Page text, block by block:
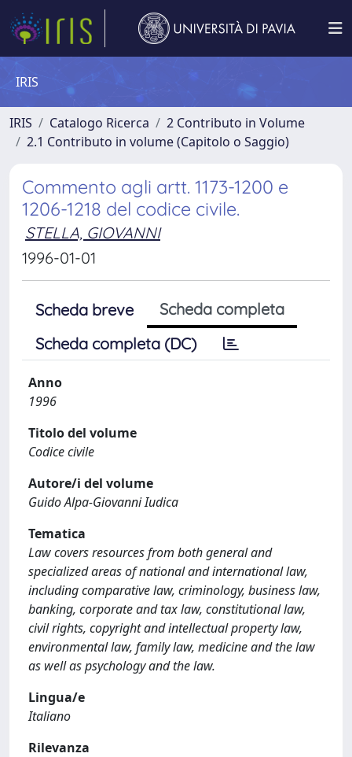
IRIS
IRIS Catalogo Ricerca
2 Contributo in Volume
2.1 Contributo in volume (Capitolo o Saggio)
Commento agli artt. 1173-1200 e
1206-1218 del codice civile.
STELLA, GIOVANNI
1996-01-01
Scheda breve
Scheda completa
Scheda completa (DC)
Anno
1996
Titolo del volume
Codice civile
Autore/i del volume
Guido Alpa-Giovanni Iudica
Tematica
Law covers resources from both general and
specialized areas of national and international law,
including comparative law, criminology, business law,
banking, corporate and tax law, constitutional law,
civil rights, copyright and intellectual property law,
environmental law, family law, medicine and the law
as well as psychology and the law.
Lingua/e
Italiano
Rilevanza